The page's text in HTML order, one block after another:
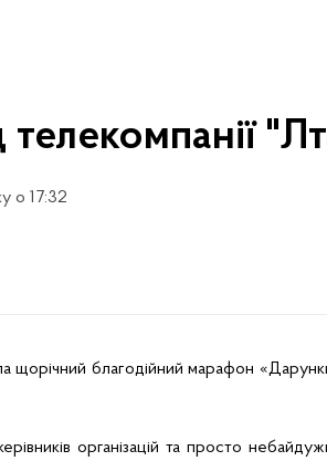
о 17:32
щорічний благодійний марафон
організацій та просто